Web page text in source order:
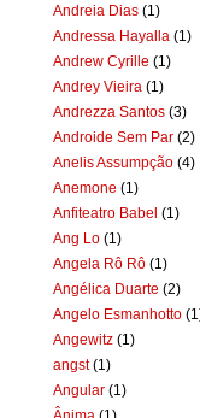
Andreia Dias (1)
Andressa Hayalla (1)
Andrew Cyrille (1)
Andrey Vieira (1)
Andrezza Santos (3)
Androide Sem Par (2)
Anelis Assumpção (4)
Anemone (1)
Anfiteatro Babel (1)
Ang Lo (1)
Angela Rô Rô (1)
Angélica Duarte (2)
Angelo Esmanhotto
Angewitz (1)
angst (1)
Angular (1)